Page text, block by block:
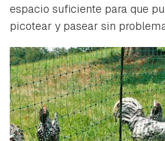
espacio suficiente para que
picotear y pasear sin